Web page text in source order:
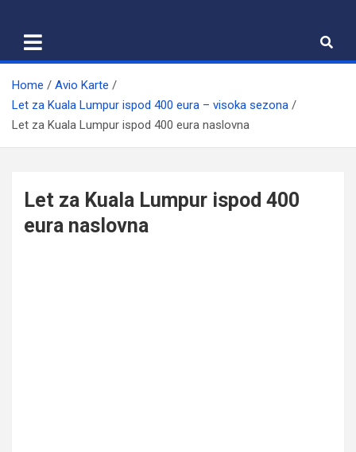
content
Home
Avio Karte
Let za Kuala Lumpur ispod 400 eura – visoka sezona
Let za Kuala Lumpur ispod 400 eura naslovna
Let za Kuala Lumpur ispod 400
eura naslovna